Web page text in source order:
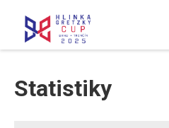
Statistiky